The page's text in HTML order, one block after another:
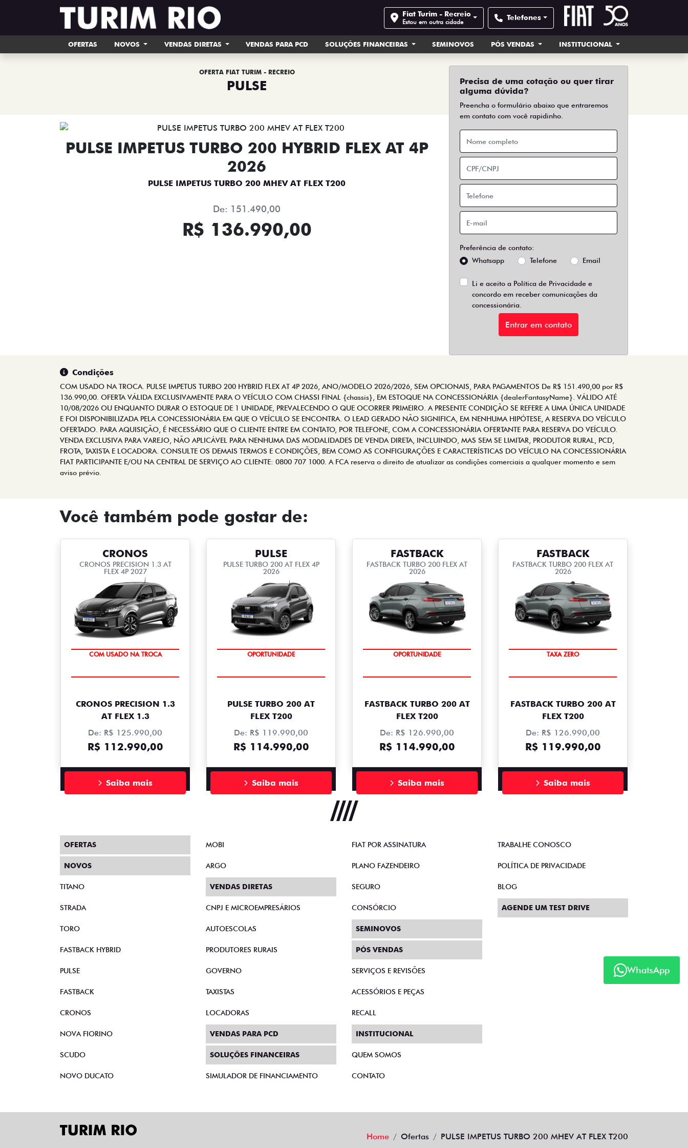
Fiat Turim - Recreio
Estou em outra cidade Telefones
OFERTAS NOVOS VENDAS DIRETAS VENDAS PARA PCD SOLUÇÕES FINANCEIRAS SEMINOVOS PÓS VENDAS INSTITUCIONAL
OFERTA FIAT TURIM - RECREIO
PULSE
PULSE IMPETUS TURBO 200 HYBRID FLEX AT 4P
2026
PULSE IMPETUS TURBO 200 MHEV AT FLEX T200
De: 151.490,00
R$ 136.990,00
Precisa de uma cotação ou quer tirar
alguma dúvida?
Preencha o formulário abaixo que entraremos
em contato com você rapidinho.
Preferência de contato:
Whatsapp
Telefone Email
Li e aceito a Política de Privacidade e
concordo em receber comunicações da
concessionária.
Entrar em contato
Condições
COM USADO NA TROCA. PULSE IMPETUS TURBO 200 HYBRID FLEX AT 4P 2026, ANO/MODELO 2026/2026, SEM OPCIONAIS, PARA PAGAMENTOS De R$ 151.490,00 por R$
136.990,00. OFERTA VÁLIDA EXCLUSIVAMENTE PARA O VEÍCULO COM CHASSI FINAL {chassis}, EM ESTOQUE NA CONCESSIONÁRIA {dealerFantasyName}. VÁLIDO ATÉ
10/08/2026 OU ENQUANTO DURAR O ESTOQUE DE 1 UNIDADE, PREVALECENDO O QUE OCORRER PRIMEIRO. A PRESENTE CONDIÇÃO SE REFERE A UMA ÚNICA UNIDADE
E FOI DISPONIBILIZADA PELA CONCESSIONÁRIA EM QUE O VEÍCULO SE ENCONTRA. O LEAD GERADO NÃO SIGNIFICA, EM NENHUMA HIPÓTESE, A RESERVA DO VEÍCULO
OFERTADO. PARA AQUISIÇÃO, É NECESSÁRIO QUE O CLIENTE ENTRE EM CONTATO, POR TELEFONE, COM A CONCESSIONÁRIA OFERTANTE PARA RESERVA DO VEÍCULO.
VENDA EXCLUSIVA PARA VAREJO, NÃO APLICÁVEL PARA NENHUMA DAS MODALIDADES DE VENDA DIRETA, INCLUINDO, MAS SEM SE LIMITAR, PRODUTOR RURAL, PCD,
FROTA, TAXISTA E LOCADORA. CONSULTE OS DEMAIS TERMOS E CONDIÇÕES, BEM COMO AS CONFIGURAÇÕES E CARACTERÍSTICAS DO VEÍCULO NA CONCESSIONÁRIA
FIAT PARTICIPANTE E/OU NA CENTRAL DE SERVIÇO AO CLIENTE: 0800 707 1000. A FCA reserva o direito de atualizar as condições comerciais a qualquer momento e sem
aviso prévio.
Você também pode gostar de:
CRONOS
CRONOS PRECISION 1.3 AT
FLEX 4P 2027
OPORTUNIDADE
CRONOS PRECISION 1.3
AT FLEX 1.3
De: R$ 125.990,00
R$ 112.990,00
Saiba mais
PULSE
PULSE TURBO 200 AT FLEX 4P
2026
OPORTUNIDADE
PULSE TURBO 200 AT
FLEX T200
De: R$ 119.990,00
R$ 114.990,00
Saiba mais
FASTBACK
FASTBACK TURBO 200 FLEX AT
2026
OPORTUNIDADE
FASTBACK TURBO 200 AT
FLEX T200
De: R$ 126.990,00
R$ 114.990,00
Saiba mais
FASTBACK
FASTBACK TURBO 200 FLEX AT
2026
COM USADO NA TROCA
FASTBACK TURBO 200 AT
FLEX T200
De: R$ 126.990,00
R$ 119.990,00
Saiba mais
WhatsApp
OFERTAS
NOVOS
TITANO
STRADA
TORO
FASTBACK HYBRID
PULSE
FASTBACK
CRONOS
NOVA FIORINO
SCUDO
NOVO DUCATO
MOBI
ARGO
VENDAS DIRETAS
CNPJ E MICROEMPRESÁRIOS
AUTOESCOLAS
PRODUTORES RURAIS
GOVERNO
TAXISTAS
LOCADORAS
VENDAS PARA PCD
SOLUÇÕES FINANCEIRAS
SIMULADOR DE FINANCIAMENTO
FIAT POR ASSINATURA
PLANO FAZENDEIRO
SEGURO
CONSÓRCIO
SEMINOVOS
PÓS VENDAS
SERVIÇOS E REVISÕES
ACESSÓRIOS E PEÇAS
RECALL
INSTITUCIONAL
QUEM SOMOS
CONTATO
TRABALHE CONOSCO
POLÍTICA DE PRIVACIDADE
BLOG
AGENDE UM TEST DRIVE
Home Ofertas PULSE IMPETUS TURBO 200 MHEV AT FLEX T200